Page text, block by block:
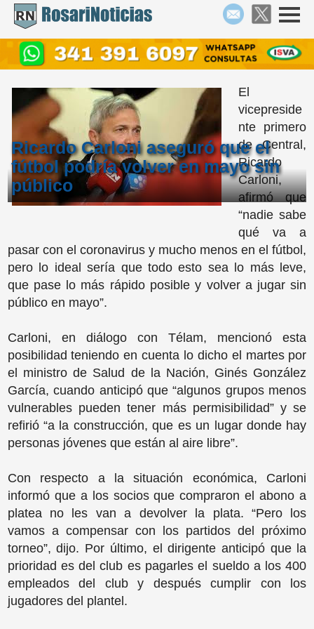
Ricardo Carloni aseguró que el
fútbol podría volver en mayo sin
público
El
vicepreside
nte primero
de Central,
Ricardo
Carloni,
afirmó que
“nadie sabe
qué va a
pasar con el coronavirus y mucho menos en el fútbol,
pero lo ideal sería que todo esto sea lo más leve,
que pase lo más rápido posible y volver a jugar sin
público en mayo”.
Carloni, en diálogo con Télam, mencionó esta
posibilidad teniendo en cuenta lo dicho el martes por
el ministro de Salud de la Nación, Ginés González
García, cuando anticipó que “algunos grupos menos
vulnerables pueden tener más permisibilidad” y se
refirió “a la construcción, que es un lugar donde hay
personas jóvenes que están al aire libre”.
Con respecto a la situación económica, Carloni
informó que a los socios que compraron el abono a
platea no les van a devolver la plata. “Pero los
vamos a compensar con los partidos del próximo
torneo”, dijo. Por último, el dirigente anticipó que la
prioridad es del club es pagarles el sueldo a los 400
empleados del club y después cumplir con los
jugadores del plantel.